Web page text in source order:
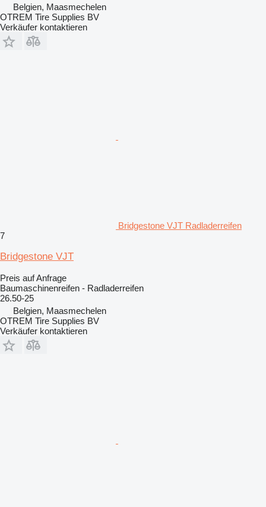
Belgien, Maasmechelen
OTREM Tire Supplies BV
Verkäufer kontaktieren
Bridgestone VJT Radladerreifen
7
Bridgestone VJT
Preis auf Anfrage
Baumaschinenreifen - Radladerreifen
26.50-25
Belgien, Maasmechelen
OTREM Tire Supplies BV
Verkäufer kontaktieren